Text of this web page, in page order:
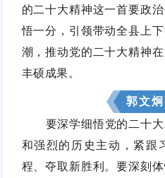
的二十大精神这一首要政
悟一分，引领带动全县上
潮，推动党的二十大精神
丰硕成果。
郭文炯
要深学细悟党的二十
和强烈的历史主动，紧跟
程、夺取新胜利。要深刻